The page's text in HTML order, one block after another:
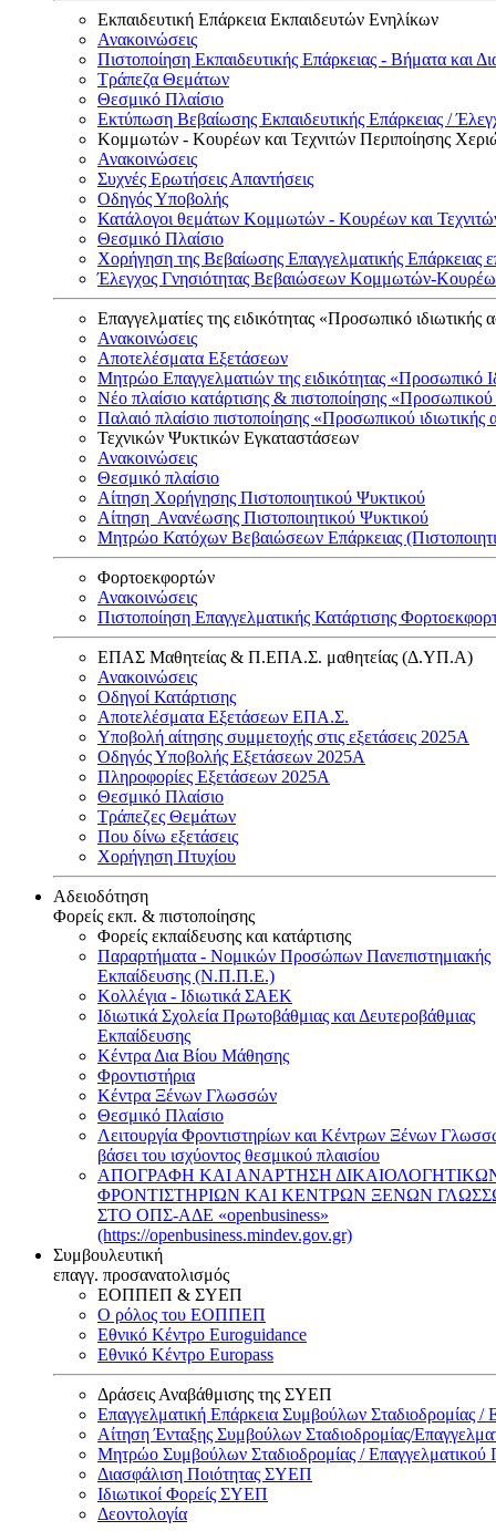
Εκπαιδευτική Επάρκεια Εκπαιδευτών Ενηλίκων
Ανακοινώσεις
Πιστοποίηση Εκπαιδευτικής Επάρκειας - Βήματα και
Τράπεζα Θεμάτων
Θεσμικό Πλαίσιο
Εκτύπωση Βεβαίωσης Εκπαιδευτικής Επάρκειας /
Κομμωτών - Κουρέων και Τεχνιτών Περιποίησης
Ανακοινώσεις
Συχνές Ερωτήσεις Απαντήσεις
Οδηγός Υποβολής
Κατάλογοι θεμάτων Κομμωτών - Κουρέων και
Θεσμικό Πλαίσιο
Χορήγηση της Βεβαίωσης Επαγγελματικής
Έλεγχος Γνησιότητας Βεβαιώσεων Κομμωτών-
Επαγγελματίες της ειδικότητας «Προσωπικό ιδιωτικής
Ανακοινώσεις
Αποτελέσματα Εξετάσεων
Μητρώο Επαγγελματιών της ειδικότητας «Προσωπικό
Νέο πλαίσιο κατάρτισης & πιστοποίησης «Προσωπικού
Παλαιό πλαίσιο πιστοποίησης «Προσωπικού
Τεχνικών Ψυκτικών Εγκαταστάσεων
Ανακοινώσεις
Θεσμικό πλαίσιο
Αίτηση Χορήγησης Πιστοποιητικού Ψυκτικού
Αίτηση Ανανέωσης Πιστοποιητικού Ψυκτικού
Μητρώο Κατόχων Βεβαιώσεων Επάρκειας
Φορτοεκφορτών
Ανακοινώσεις
Πιστοποίηση Επαγγελματικής Κατάρτισης
ΕΠΑΣ Μαθητείας & Π.ΕΠΑ.Σ. μαθητείας (Δ.ΥΠ.Α)
Ανακοινώσεις
Oδηγοί Κατάρτισης
Αποτελέσματα Εξετάσεων ΕΠΑ.Σ.
Υποβολή αίτησης συμμετοχής στις εξετάσεις 2025Α
Οδηγός Υποβολής Εξετάσεων 2025A
Πληροφορίες Εξετάσεων 2025Α
Θεσμικό Πλαίσιο
Τράπεζες Θεμάτων
Που δίνω εξετάσεις
Χορήγηση Πτυχίου
Αδειοδότηση
Φορείς εκπ. & πιστοποίησης
Φορείς εκπαίδευσης και κατάρτισης
Παραρτήματα - Νομικών Προσώπων Πανεπιστημιακής
Εκπαίδευσης (Ν.Π.Π.Ε.)
Κολλέγια - Ιδιωτικά ΣΑΕΚ
Ιδιωτικά Σχολεία Πρωτοβάθμιας και Δευτεροβάθμιας
Εκπαίδευσης
Κέντρα Δια Βίου Μάθησης
Φροντιστήρια
Κέντρα Ξένων Γλωσσών
Θεσμικό Πλαίσιο
Λειτουργία Φροντιστηρίων και Κέντρων Ξένων
βάσει του ισχύοντος θεσμικού πλαισίου
ΑΠΟΓΡΑΦΗ ΚΑΙ ΑΝΑΡΤΗΣΗ
ΦΡΟΝΤΙΣΤΗΡΙΩΝ ΚΑΙ ΚΕΝΤΡΩΝ ΞΕΝΩΝ
ΣΤΟ ΟΠΣ-ΑΔΕ «openbusiness»
(https://openbusiness.mindev.gov.gr)
Συμβουλευτική
επαγγ. προσανατολισμός
ΕΟΠΠΕΠ & ΣΥΕΠ
Ο ρόλος του ΕΟΠΠΕΠ
Εθνικό Κέντρο Euroguidance
Εθνικό Κέντρο Europass
Δράσεις Αναβάθμισης της ΣΥΕΠ
Επαγγελματική Επάρκεια Συμβούλων Σταδιοδρομίας /
Αίτηση Ένταξης Συμβούλων Σταδιοδρομίας/
Μητρώο Συμβούλων Σταδιοδρομίας / Επαγγελματικού
Διασφάλιση Ποιότητας ΣΥΕΠ
Ιδιωτικοί Φορείς ΣΥΕΠ
Δεοντολογία